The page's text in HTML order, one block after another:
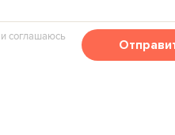
и соглашаюсь